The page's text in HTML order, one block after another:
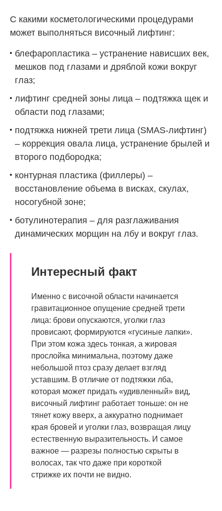
С какими косметологическими процедурами
может выполняться височный лифтинг:
блефаропластика – устранение нависших век,
мешков под глазами и дряблой кожи вокруг
глаз;
лифтинг средней зоны лица – подтяжка щек и
области под глазами;
подтяжка нижней трети лица (SMAS-лифтинг)
– коррекция овала лица, устранение брылей и
второго подбородка;
контурная пластика (филлеры) –
восстановление объема в висках, скулах,
носогубной зоне;
ботулинотерапия – для разглаживания
динамических морщин на лбу и вокруг глаз.
Интересный факт
Именно с височной области начинается
гравитационное опущение средней трети
лица: брови опускаются, уголки глаз
провисают, формируются «гусиные лапки».
При этом кожа здесь тонкая, а жировая
прослойка минимальна, поэтому даже
небольшой птоз сразу делает взгляд
уставшим. В отличие от подтяжки лба,
которая может придать «удивленный» вид,
височный лифтинг работает тоньше: он не
тянет кожу вверх, а аккуратно поднимает
края бровей и уголки глаз, возвращая лицу
естественную выразительность. И самое
важное — разрезы полностью скрыты в
волосах, так что даже при короткой
стрижке их почти не видно.